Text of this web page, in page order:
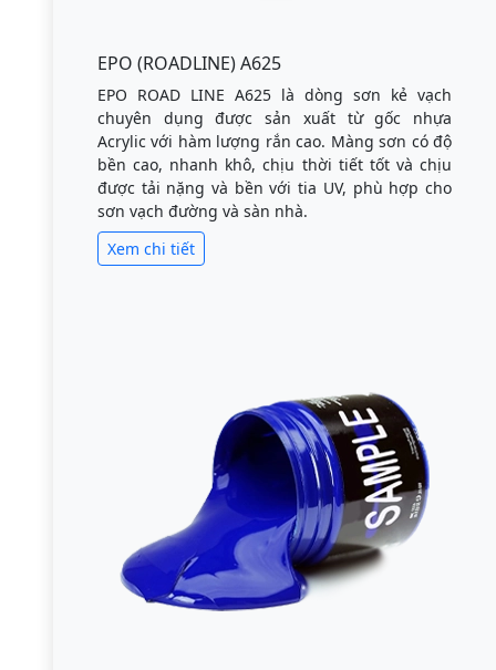
EPO (ROADLINE) A625
EPO ROAD LINE A625 là dòng sơn kẻ vạch
chuyên dụng được sản xuất từ gốc nhựa
Acrylic với hàm lượng rắn cao. Màng sơn có độ
bền cao, nhanh khô, chịu thời tiết tốt và chịu
được tải nặng và bền với tia UV, phù hợp cho
sơn vạch đường và sàn nhà.
Xem chi tiết